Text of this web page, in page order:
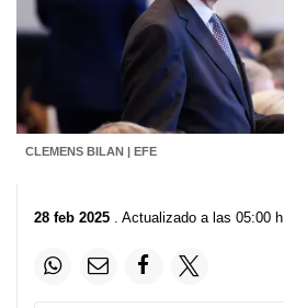
CLEMENS BILAN | EFE
28 feb 2025 . Actualizado a las 05:00 h.